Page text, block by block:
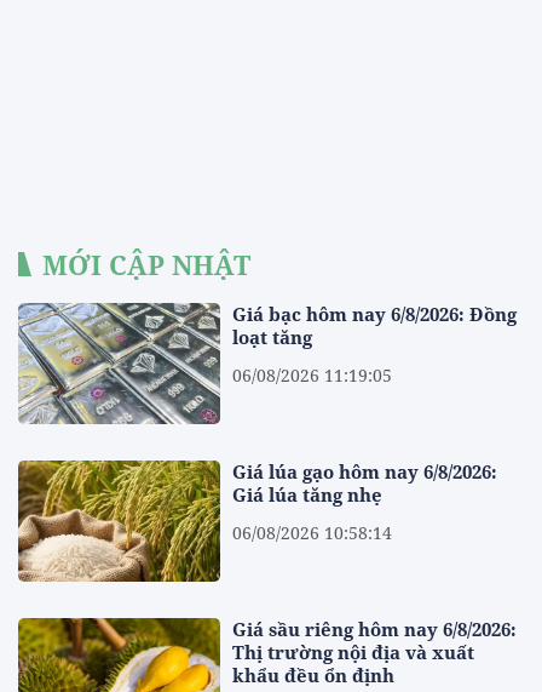
MỚI CẬP NHẬT
Giá bạc hôm nay 6/8/2026: Đồng
loạt tăng
06/08/2026 11:19:05
Giá lúa gạo hôm nay 6/8/2026:
Giá lúa tăng nhẹ
06/08/2026 10:58:14
Giá sầu riêng hôm nay 6/8/2026:
Thị trường nội địa và xuất
khẩu đều ổn định